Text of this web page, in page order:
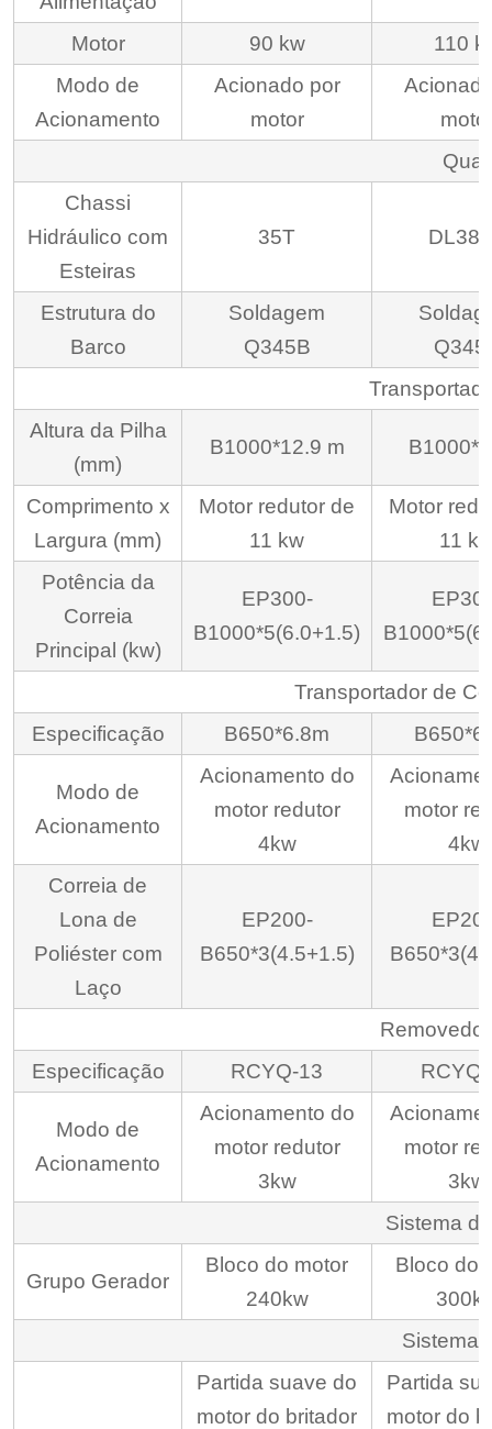
Motor
90 kw
110
Modo de
Acionamento
Acionado por
motor
Chassi
Hidráulico com
Esteiras
35T
Estrutura do
Barco
Soldagem
Q345B
Altura da Pilha
(mm)
B1000*12.9 m
Comprimento x
Largura (mm)
Motor redutor de
11 kw
Motor
11
Potência da
Correia
Principal (kw)
EP300-
B1000*5(6.0+1.5)
Transportador de
Especificação
B650*6.8m
Modo de
Acionamento
Acionamento do
motor redutor
4kw
motor
4kw
Correia de
Lona de
Poliéster com
Laço
EP200-
B650*3(4.5+1.5)
Especificação
RCYQ-13
Modo de
Acionamento
Acionamento do
motor redutor
3kw
motor
3kw
Sistema
Grupo Gerador
Bloco do motor
240kw
Bloco do
Sistema
Partida suave do
motor do britador
Partida
motor do